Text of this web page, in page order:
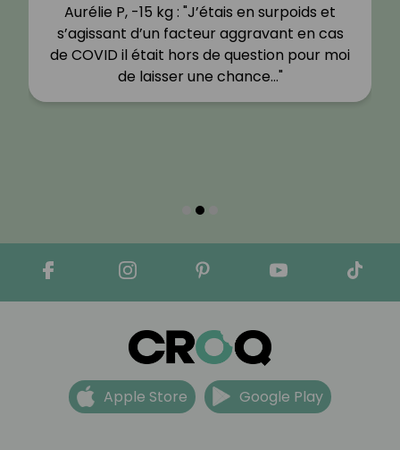
Aurélie P, -15 kg : "J’étais en surpoids et
s’agissant d’un facteur aggravant en cas
de COVID il était hors de question pour moi
de laisser une chance…"
Apple Store Google Play